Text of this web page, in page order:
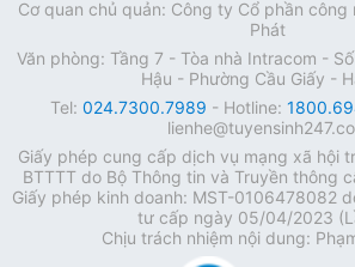
Cơ quan chủ quản: Công ty Cổ phần công
Phát
Văn phòng: Tầng 7 - Tòa nhà Intracom -
Hậu - Phường Cầu Giấy -
Tel: 024.7300.7989 - Hotline:
Giấy phép cung cấp dịch vụ mạng xã hội
BTTTT do Bộ Thông tin và Truyền thông
Giấy phép kinh doanh: MST-0106478082
tư cấp ngày 05/04/2023
Chịu trách nhiệm nội dung: